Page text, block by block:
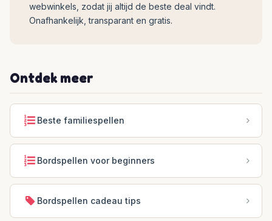
webwinkels, zodat jij altijd de beste deal vindt.
Onafhankelijk, transparant en gratis.
Ontdek meer
Beste familiespellen
Bordspellen voor beginners
Bordspellen cadeau tips